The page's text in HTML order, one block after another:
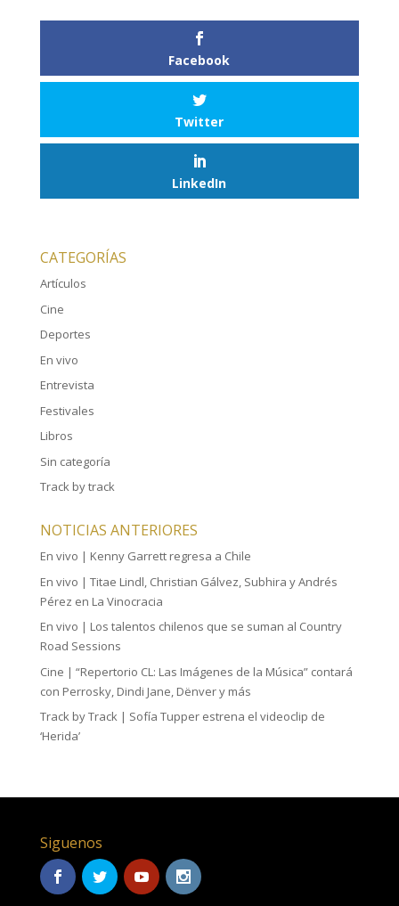
Facebook
Twitter
LinkedIn
CATEGORÍAS
Artículos
Cine
Deportes
En vivo
Entrevista
Festivales
Libros
Sin categoría
Track by track
NOTICIAS ANTERIORES
En vivo | Kenny Garrett regresa a Chile
En vivo | Titae Lindl, Christian Gálvez, Subhira y Andrés
Pérez en La Vinocracia
En vivo | Los talentos chilenos que se suman al Country
Road Sessions
Cine | “Repertorio CL: Las Imágenes de la Música” contará
con Perrosky, Dindi Jane, Dënver y más
Track by Track | Sofía Tupper estrena el videoclip de
‘Herida’
Siguenos